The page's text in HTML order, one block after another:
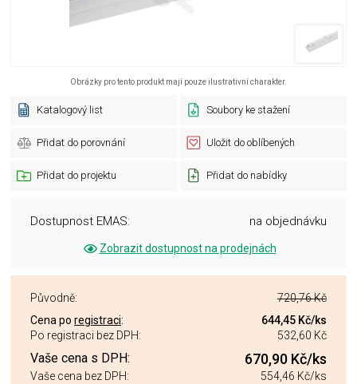
Obrázky pro tento produkt mají pouze ilustrativní charakter.
Katalogový list Soubory ke stažení
Přidat do porovnání Uložit do oblíbených
Přidat do projektu Přidat do nabídky
Dostupnost EMAS: na objednávku
Zobrazit dostupnost na prodejnách
Původně:
720,76 Kč
Cena po registraci: 644,45 Kč/ks
Po registraci bez DPH:
532,60 Kč
Vaše cena s DPH: 670,90 Kč/ks
Vaše cena bez DPH: 554,46 Kč/ks